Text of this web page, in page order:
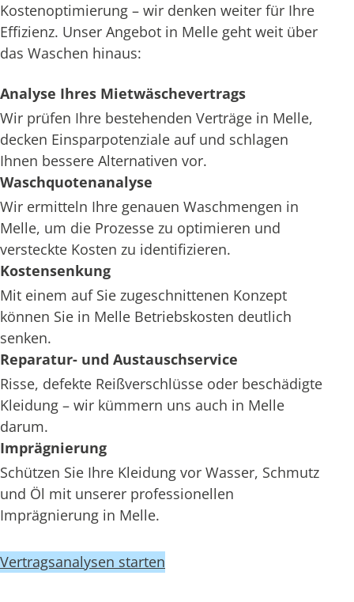
Kostenoptimierung – wir denken weiter für Ihre
Effizienz. Unser Angebot in Melle geht weit über
das Waschen hinaus:
Analyse Ihres Mietwäschevertrags
Wir prüfen Ihre bestehenden Verträge in Melle,
decken Einsparpotenziale auf und schlagen
Ihnen bessere Alternativen vor.
Waschquotenanalyse
Wir ermitteln Ihre genauen Waschmengen in
Melle, um die Prozesse zu optimieren und
versteckte Kosten zu identifizieren.
Kostensenkung
Mit einem auf Sie zugeschnittenen Konzept
können Sie in Melle Betriebskosten deutlich
senken.
Reparatur- und Austauschservice
Risse, defekte Reißverschlüsse oder beschädigte
Kleidung – wir kümmern uns auch in Melle
darum.
Imprägnierung
Schützen Sie Ihre Kleidung vor Wasser, Schmutz
und Öl mit unserer professionellen
Imprägnierung in Melle.
Vertragsanalysen starten